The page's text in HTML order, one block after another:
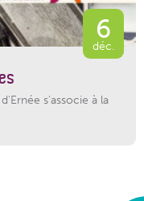
6
déc.
s'associe à la